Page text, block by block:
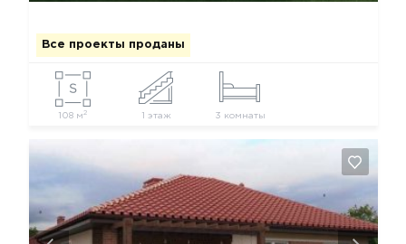
Все проекты проданы
108 м2 1 этаж 3 комнаты